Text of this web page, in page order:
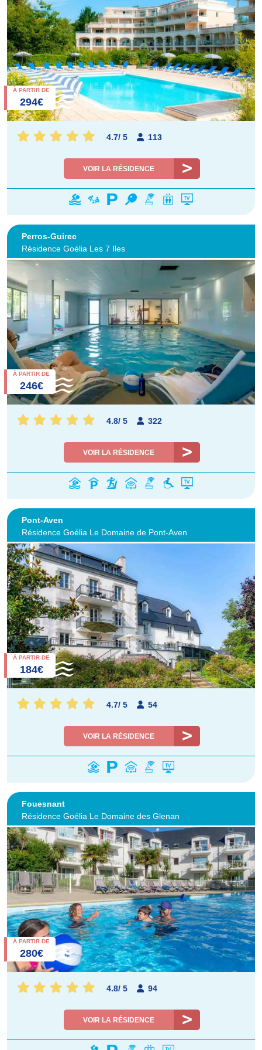
À PARTIR DE
294€
4.7/ 5 113
VOIR LA RÉSIDENCE
Perros-Guirec
Résidence Goélia Les 7 Iles
À PARTIR DE
246€
4.8/ 5 322
VOIR LA RÉSIDENCE
Pont-Aven
Résidence Goélia Le Domaine de Pont-Aven
À PARTIR DE
184€
4.7/ 5 54
VOIR LA RÉSIDENCE
Fouesnant
Résidence Goélia Le Domaine des Glenan
À PARTIR DE
280€
4.8/ 5 94
VOIR LA RÉSIDENCE